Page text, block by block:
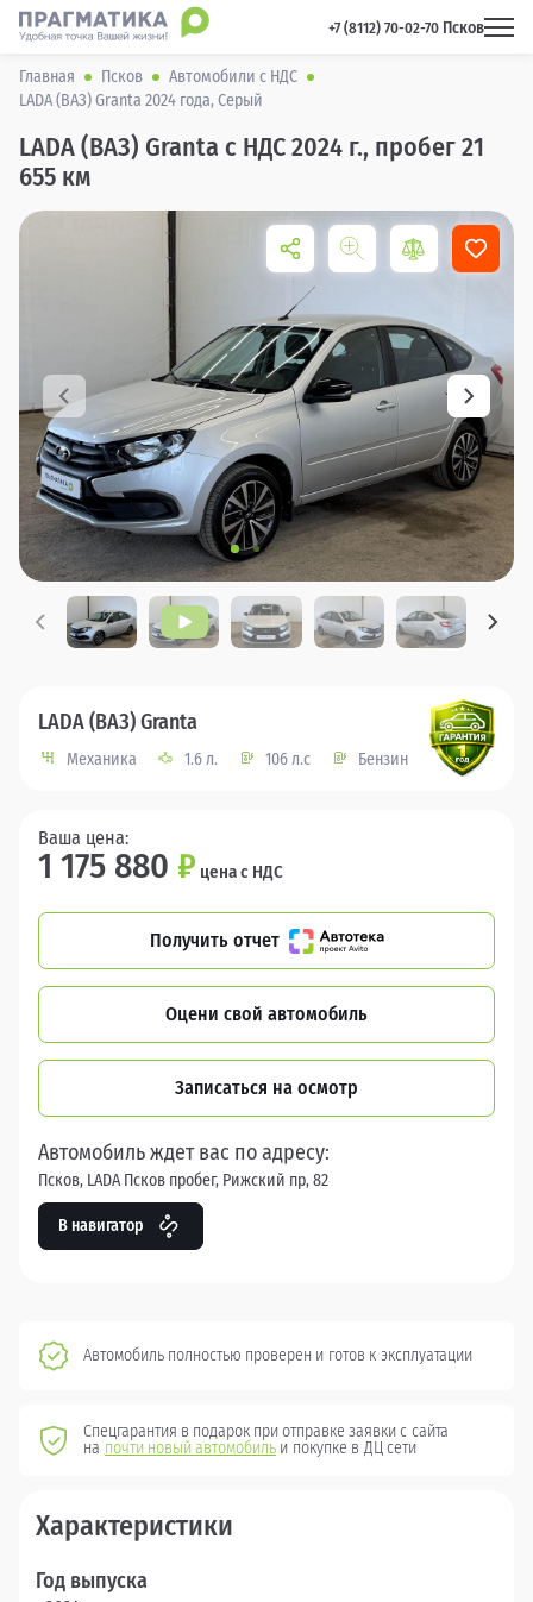
+7 (8112) 70-02-70 Псков
Главная Псков
Автомобили с НДС
LADA (ВАЗ) Granta 2024 года, Серый
LADA (ВАЗ) Granta с НДС 2024 г., пробег 21
655 км
LADA (ВАЗ) Granta
Механика 1.6 л. 106 л.с Бензин
Ваша цена:
1 175 880 ₽ цена с НДС
Получить отчет
Оцени свой автомобиль
Записаться на осмотр
Автомобиль ждет вас по адресу:
Псков, LADA Псков пробег, Рижский пр, 82
В навигатор
Автомобиль полностью проверен и готов к эксплуатации
Спецгарантия в подарок при отправке заявки с сайта
на почти новый автомобиль и покупке в ДЦ сети
Характеристики
Год выпуска